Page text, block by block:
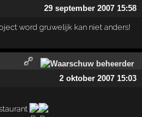
29 september 2007 15:58
word gruwelijk kan niet anders!
2 oktober 2007 15:03